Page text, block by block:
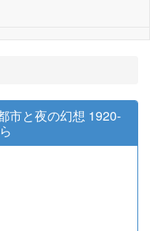
市と夜の幻想 1920-